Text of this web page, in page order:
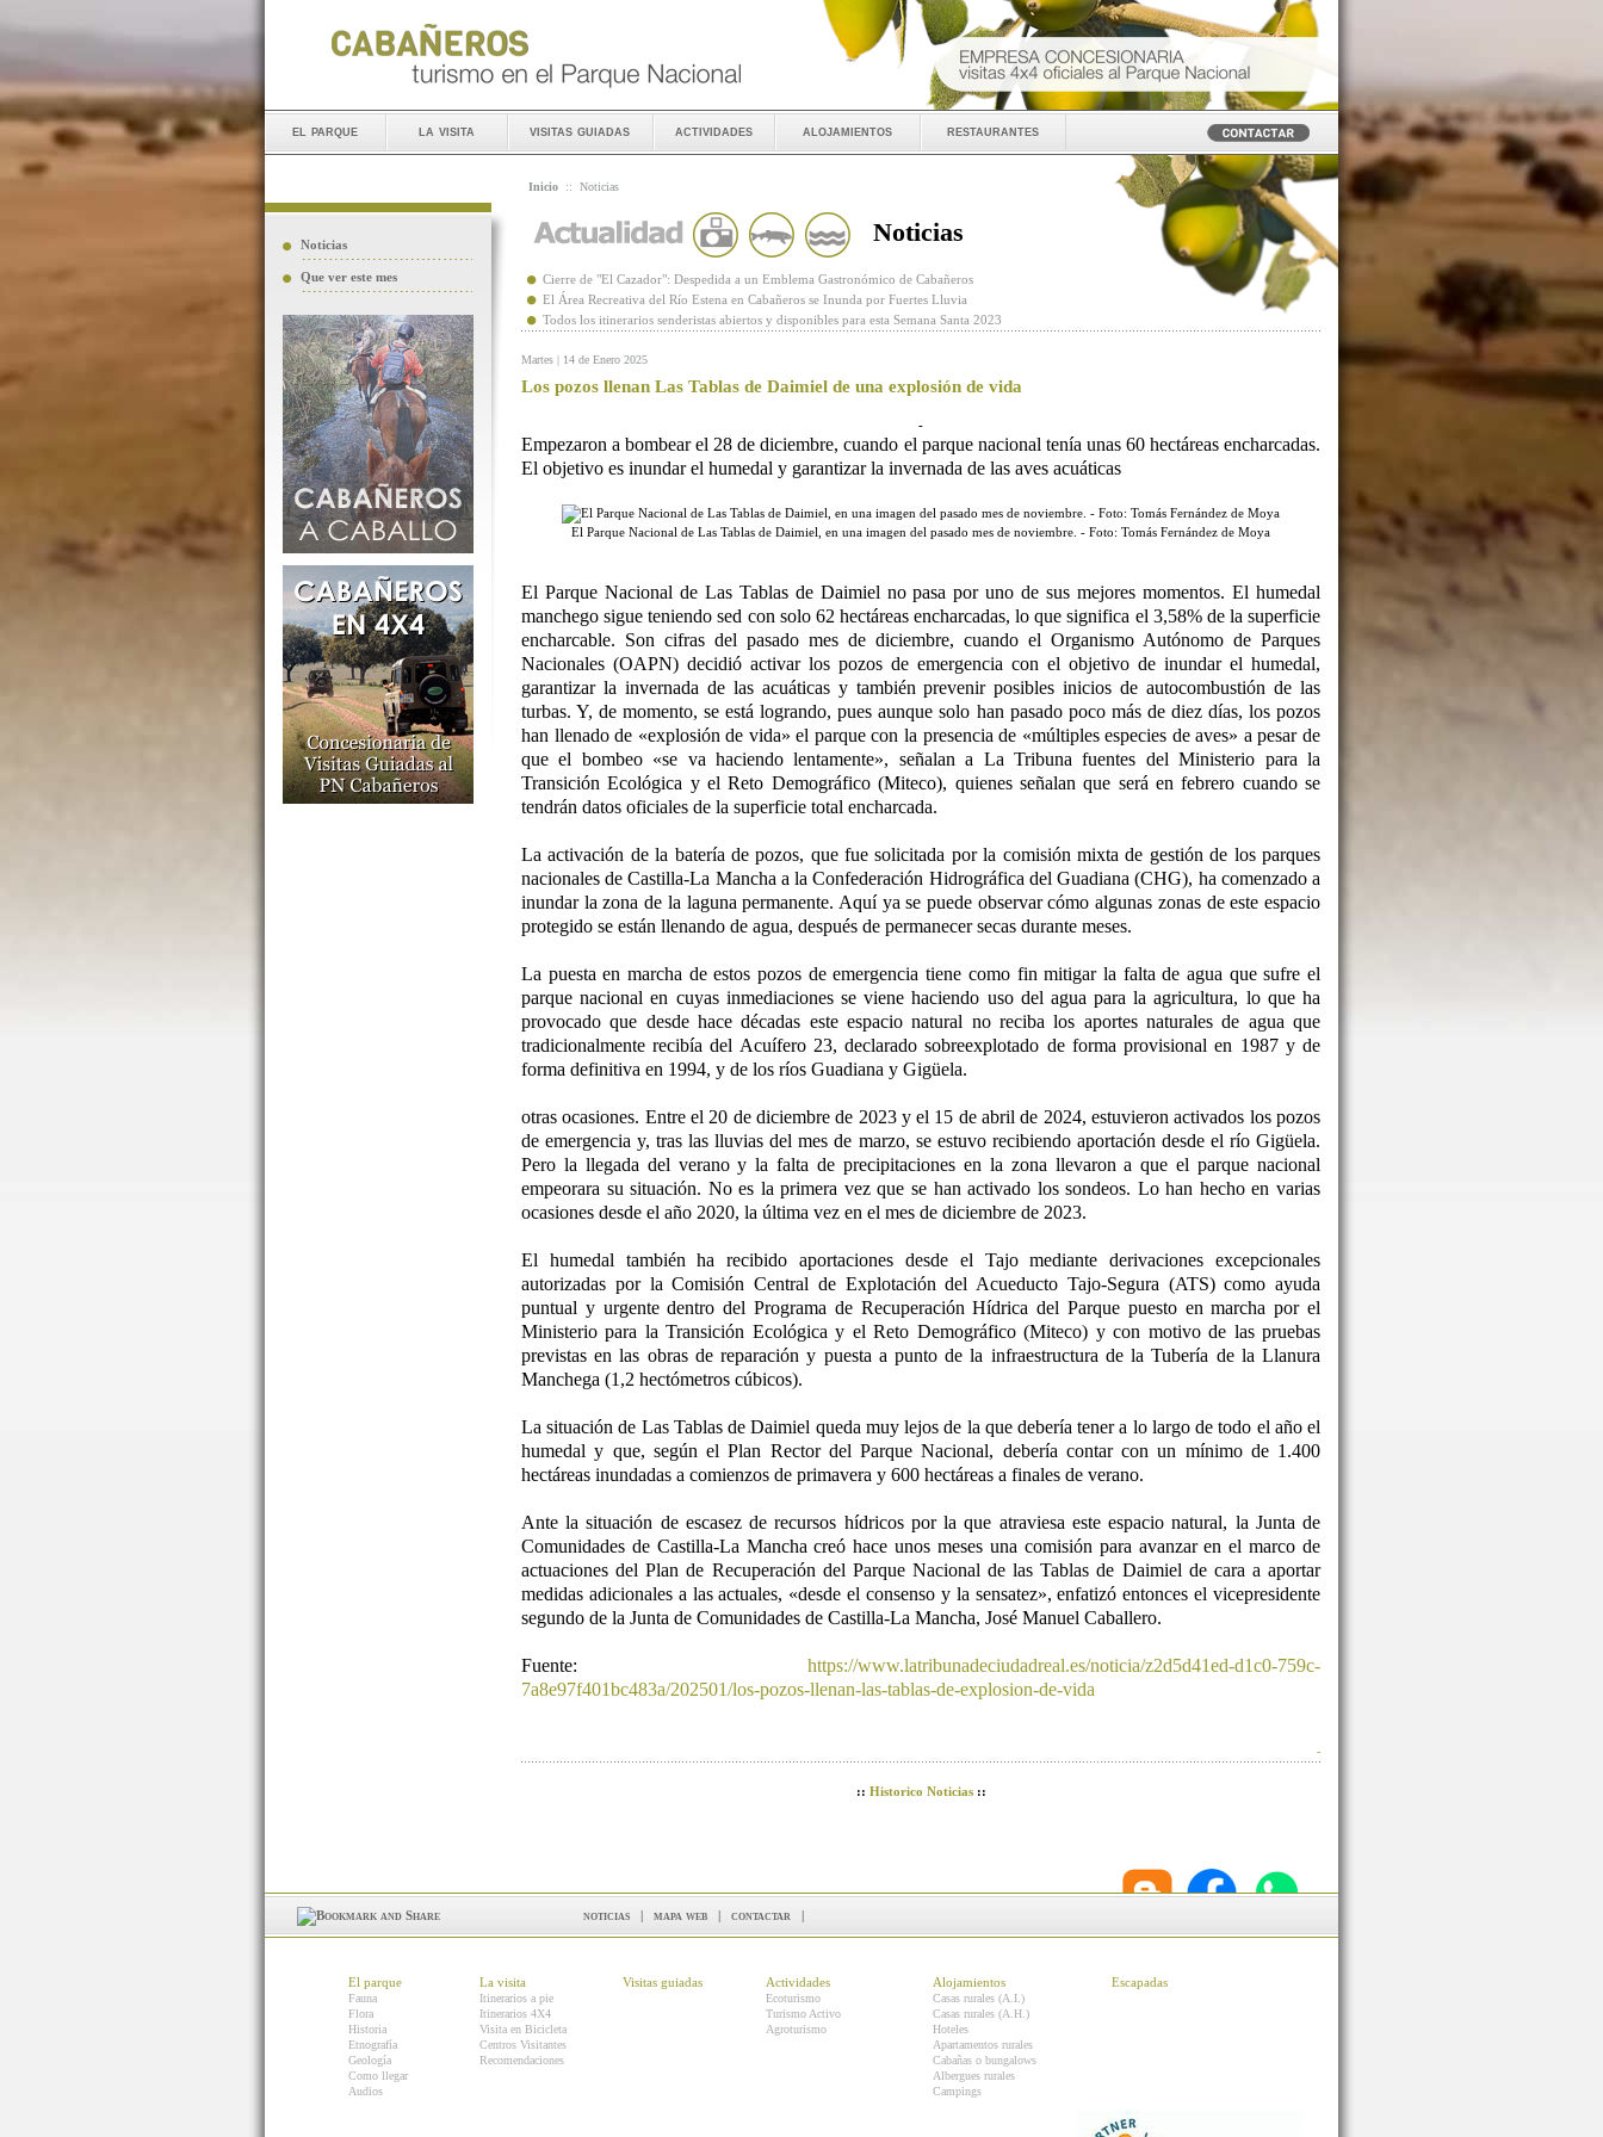
el parque la visita visitas guiadas actividades alojamientos restaurantes
Noticias
Que ver este mes
Inicio :: Noticias
Noticias
Cierre de "El Cazador": Despedida a un Emblema Gastronómico de Cabañeros
El Área Recreativa del Río Estena en Cabañeros se Inunda por Fuertes Lluvia
Todos los itinerarios senderistas abiertos y disponibles para esta Semana Santa 2023
Martes | 14 de Enero 2025
Los pozos llenan Las Tablas de Daimiel de una explosión de vida
-
Empezaron a bombear el 28 de diciembre, cuando el parque nacional tenía unas 60 hectáreas encharcadas.
El objetivo es inundar el humedal y garantizar la invernada de las aves acuáticas
El Parque Nacional de Las Tablas de Daimiel, en una imagen del pasado mes de noviembre. - Foto: Tomás Fernández de Moya
El Parque Nacional de Las Tablas de Daimiel no pasa por uno de sus mejores momentos. El humedal
manchego sigue teniendo sed con solo 62 hectáreas encharcadas, lo que significa el 3,58% de la superficie
encharcable. Son cifras del pasado mes de diciembre, cuando el Organismo Autónomo de Parques
Nacionales (OAPN) decidió activar los pozos de emergencia con el objetivo de inundar el humedal,
garantizar la invernada de las acuáticas y también prevenir posibles inicios de autocombustión de las
turbas. Y, de momento, se está logrando, pues aunque solo han pasado poco más de diez días, los pozos
han llenado de «explosión de vida» el parque con la presencia de «múltiples especies de aves» a pesar de
que el bombeo «se va haciendo lentamente», señalan a La Tribuna fuentes del Ministerio para la
Transición Ecológica y el Reto Demográfico (Miteco), quienes señalan que será en febrero cuando se
tendrán datos oficiales de la superficie total encharcada.
La activación de la batería de pozos, que fue solicitada por la comisión mixta de gestión de los parques
nacionales de Castilla-La Mancha a la Confederación Hidrográfica del Guadiana (CHG), ha comenzado a
inundar la zona de la laguna permanente. Aquí ya se puede observar cómo algunas zonas de este espacio
protegido se están llenando de agua, después de permanecer secas durante meses.
La puesta en marcha de estos pozos de emergencia tiene como fin mitigar la falta de agua que sufre el
parque nacional en cuyas inmediaciones se viene haciendo uso del agua para la agricultura, lo que ha
provocado que desde hace décadas este espacio natural no reciba los aportes naturales de agua que
tradicionalmente recibía del Acuífero 23, declarado sobreexplotado de forma provisional en 1987 y de
forma definitiva en 1994, y de los ríos Guadiana y Gigüela.
otras ocasiones. Entre el 20 de diciembre de 2023 y el 15 de abril de 2024, estuvieron activados los pozos
de emergencia y, tras las lluvias del mes de marzo, se estuvo recibiendo aportación desde el río Gigüela.
Pero la llegada del verano y la falta de precipitaciones en la zona llevaron a que el parque nacional
empeorara su situación. No es la primera vez que se han activado los sondeos. Lo han hecho en varias
ocasiones desde el año 2020, la última vez en el mes de diciembre de 2023.
El humedal también ha recibido aportaciones desde el Tajo mediante derivaciones excepcionales
autorizadas por la Comisión Central de Explotación del Acueducto Tajo-Segura (ATS) como ayuda
puntual y urgente dentro del Programa de Recuperación Hídrica del Parque puesto en marcha por el
Ministerio para la Transición Ecológica y el Reto Demográfico (Miteco) y con motivo de las pruebas
previstas en las obras de reparación y puesta a punto de la infraestructura de la Tubería de la Llanura
Manchega (1,2 hectómetros cúbicos).
La situación de Las Tablas de Daimiel queda muy lejos de la que debería tener a lo largo de todo el año el
humedal y que, según el Plan Rector del Parque Nacional, debería contar con un mínimo de 1.400
hectáreas inundadas a comienzos de primavera y 600 hectáreas a finales de verano.
Ante la situación de escasez de recursos hídricos por la que atraviesa este espacio natural, la Junta de
Comunidades de Castilla-La Mancha creó hace unos meses una comisión para avanzar en el marco de
actuaciones del Plan de Recuperación del Parque Nacional de las Tablas de Daimiel de cara a aportar
medidas adicionales a las actuales, «desde el consenso y la sensatez», enfatizó entonces el vicepresidente
segundo de la Junta de Comunidades de Castilla-La Mancha, José Manuel Caballero.
Fuente: https://www.latribunadeciudadreal.es/noticia/z2d5d41ed-d1c0-759c-
7a8e97f401bc483a/202501/los-pozos-llenan-las-tablas-de-explosion-de-vida
-
:: Historico Noticias::
noticias | mapa web | contactar |
El parque
Fauna
Flora
Historia
Etnografía
Geología
Como llegar
Audios
La visita
Itinerarios a pie
Itinerarios 4X4
Visita en Bicicleta
Centros Visitantes
Recomendaciones
Visitas guiadas Actividades
Ecoturismo
Turismo Activo
Agroturismo
Alojamientos
Casas rurales (A.I.)
Casas rurales (A.H.)
Hoteles
Apartamentos rurales
Cabañas o bungalows
Albergues rurales
Campings
Escapadas